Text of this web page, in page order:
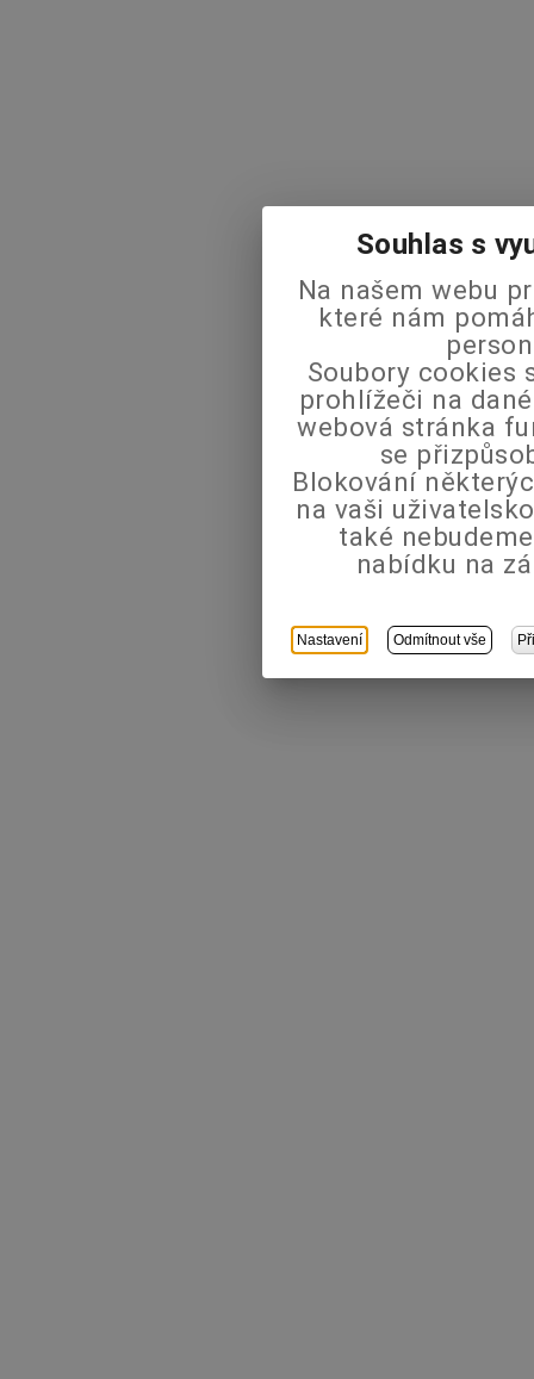
Souhlas s
Na našem webu
které nám
Soubory cookies
prohlížeči na
webová stránka
se
Blokování
na vaši
také
nabídku na
Nastavení Odmítnout vše